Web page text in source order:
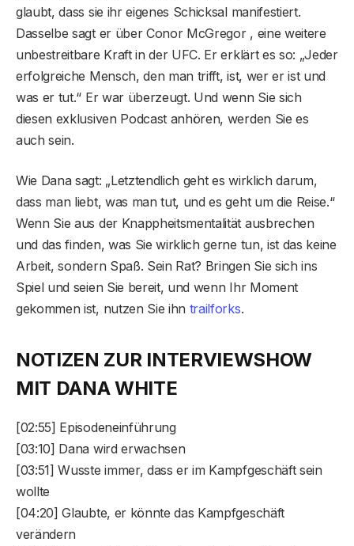
glaubt, dass sie ihr eigenes Schicksal manifestiert.
Dasselbe sagt er über Conor McGregor , eine weitere
unbestreitbare Kraft in der UFC. Er erklärt es so: „Jeder
erfolgreiche Mensch, den man trifft, ist, wer er ist und
was er tut.“ Er war überzeugt. Und wenn Sie sich
diesen exklusiven Podcast anhören, werden Sie es
auch sein.
Wie Dana sagt: „Letztendlich geht es wirklich darum,
dass man liebt, was man tut, und es geht um die Reise.“
Wenn Sie aus der Knappheitsmentalität ausbrechen
und das finden, was Sie wirklich gerne tun, ist das keine
Arbeit, sondern Spaß. Sein Rat? Bringen Sie sich ins
Spiel und seien Sie bereit, und wenn Ihr Moment
gekommen ist, nutzen Sie ihn trailforks.
NOTIZEN ZUR INTERVIEWSHOW
MIT DANA WHITE
[02:55] Episodeneinführung
[03:10] Dana wird erwachsen
[03:51] Wusste immer, dass er im Kampfgeschäft sein
wollte
[04:20] Glaubte, er könnte das Kampfgeschäft
verändern